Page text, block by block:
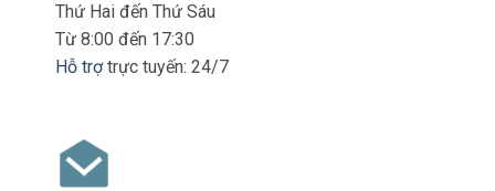
Thứ Hai đến Thứ Sáu
Từ 8:00 đến 17:30
Hỗ trợtrực tuyến: 24/7